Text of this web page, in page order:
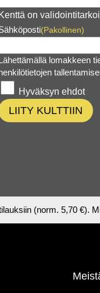
Kenttä on
(Pakollinen)
lomakkeen
Hyväksyn ehdot
LIITY KULTTIIN
(norm. 5,70 €).